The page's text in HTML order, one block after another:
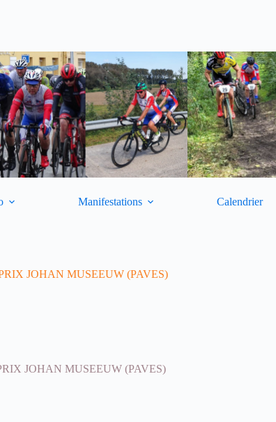
Manifestations Calendrier
JOHAN MUSEEUW (PAVES)
JOHAN MUSEEUW (PAVES)